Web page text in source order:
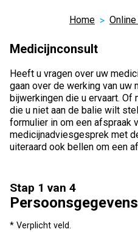
Home
Medicijnconsult
Heeft u vragen over uw
gaan over de werking van
bijwerkingen die u ervaart.
die u niet aan de balie wilt
formulier in om een afspraak
medicijnadviesgesprek met
uiteraard ook bellen om een
Stap 1 van 4
Persoonsgegevens
* Verplicht veld.